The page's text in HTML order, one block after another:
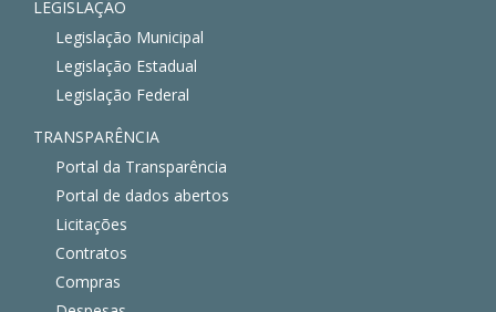
LEGISLAÇÃO
Legislação Municipal
Legislação Estadual
Legislação Federal
TRANSPARÊNCIA
Portal da Transparência
Portal de dados abertos
Licitações
Contratos
Compras